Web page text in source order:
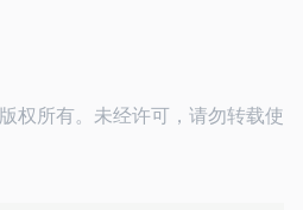
权所有。未经许可，请勿转载使